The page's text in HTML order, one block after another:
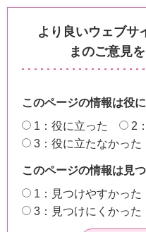
より良いウェブサ
まのご意見
このページの情報は役
1：役に立った
2
3：役に立たなかった
このページの情報は見
1：見つけやすかった
3：見つけにくかった